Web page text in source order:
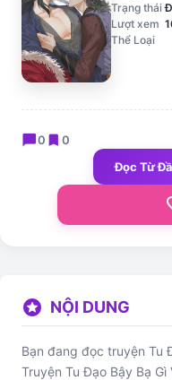
Trạng thái
Lượt xem
Thể Loại
chat_bubble0 bookmark 0
Đọc Từ
stars NỘI DUNG
Bạn đang đọc truyện Tu
Truyện Tu Đạo Bậy Bạ